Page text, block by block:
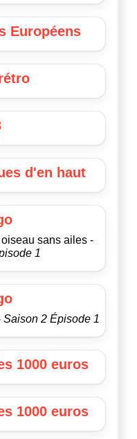
Européens
d'en haut
sans ailes -
1
Saison 2 Épisode 1
1000 euros
1000 euros